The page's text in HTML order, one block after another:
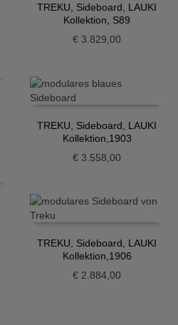
TREKU, Sideboard, LAUKI
Kollektion, S89
€ 3.829,00
TREKU, Sideboard, LAUKI
Kollektion,1903
€ 3.558,00
TREKU, Sideboard, LAUKI
Kollektion,1906
€ 2.884,00